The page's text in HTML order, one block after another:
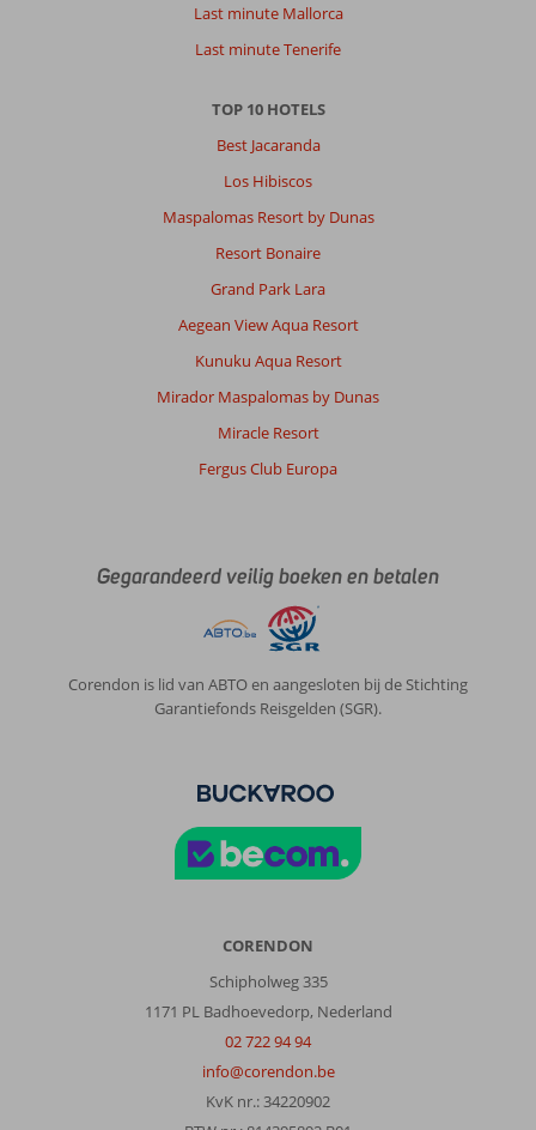
Last minute Mallorca
Last minute Tenerife
TOP 10 HOTELS
Best Jacaranda
Los Hibiscos
Maspalomas Resort by Dunas
Resort Bonaire
Grand Park Lara
Aegean View Aqua Resort
Kunuku Aqua Resort
Mirador Maspalomas by Dunas
Miracle Resort
Fergus Club Europa
Gegarandeerd veilig boeken en betalen
Corendon is lid van ABTO en aangesloten bij de Stichting
Garantiefonds Reisgelden (SGR).
CORENDON
Schipholweg 335
1171 PL Badhoevedorp, Nederland
02 722 94 94
info@corendon.be
KvK nr.: 34220902